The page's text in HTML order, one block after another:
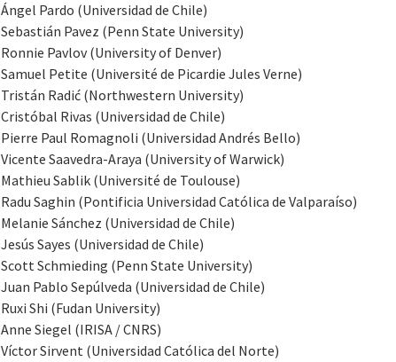
Ángel Pardo (Universidad de Chile)
Sebastián Pavez (Penn State University)
Ronnie Pavlov (University of Denver)
Samuel Petite (Université de Picardie Jules Verne)
Tristán Radić (Northwestern University)
Cristóbal Rivas (Universidad de Chile)
Pierre Paul Romagnoli (Universidad Andrés Bello)
Vicente Saavedra-Araya (University of Warwick)
Mathieu Sablik (Université de Toulouse)
Radu Saghin (Pontificia Universidad Católica de Valparaíso)
Melanie Sánchez (Universidad de Chile)
Jesús Sayes (Universidad de Chile)
Scott Schmieding (Penn State University)
Juan Pablo Sepúlveda (Universidad de Chile)
Ruxi Shi (Fudan University)
Anne Siegel (IRISA / CNRS)
Víctor Sirvent (Universidad Católica del Norte)